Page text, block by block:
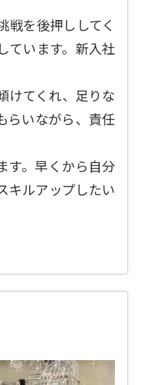
戦を後押ししてく
ています。新入社
けてくれ、足りな
らいながら、責任
す。早くから自分
キルアップしたい